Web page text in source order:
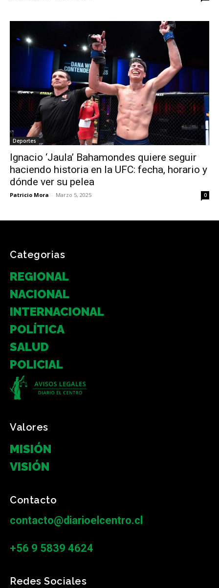
Deportes
Ignacio ‘Jaula’ Bahamondes quiere seguir
haciendo historia en la UFC: fecha, horario y
dónde ver su pelea
Patricio Mora - Marzo 5, 2025 0
Categorias
REGIONAL
NACIONAL
INTERNACIONAL
POLÍTICA
SALUD
POLICIAL
Valores
MISIÓN
VISIÓN
Contacto
contacto@diarioelcentro.cl
+56 9 5839 4624
Redes Sociales